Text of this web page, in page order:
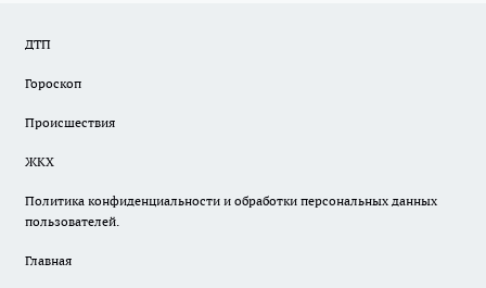
ДТП
Гороскоп
Происшествия
ЖКХ
Политика конфиденциальности и обработки персональных данных
пользователей.
Главная